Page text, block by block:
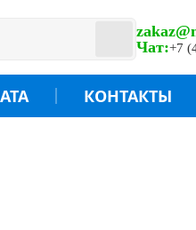
Чат:+7
КОНТАКТЫ